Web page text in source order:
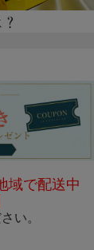
域で配送中
い。